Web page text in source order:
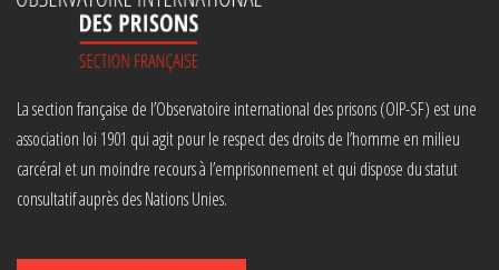
La section française de l’Observatoire international des prisons (OIP-SF) est une
association loi 1901 qui agit pour le respect des droits de l’homme en milieu
carcéral et un moindre recours à l’emprisonnement et qui dispose du statut
consultatif auprès des Nations Unies.